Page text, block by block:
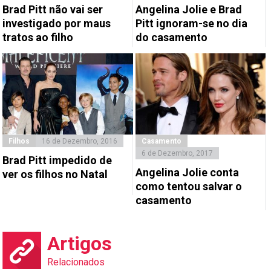
Brad Pitt não vai ser
investigado por maus
tratos ao filho
Angelina Jolie e Brad
Pitt ignoram-se no dia
do casamento
Filhos 16 de Dezembro, 2016
Brad Pitt impedido de
ver os filhos no Natal
Casamento
6 de Dezembro, 2017
Angelina Jolie conta
como tentou salvar o
casamento
Artigos
Relacionados